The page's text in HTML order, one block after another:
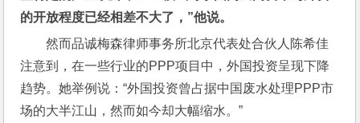
的开放程度已经相差不大了，”他说。
然而品诚梅森律师事务所北京代表处合伙人陈希佳
注意到，在一些行业的PPP项目中，外国投资呈现下降
趋势。她举例说：“外国投资曾占据中国废水处理PPP市
场的大半江山，然而如今却大幅缩水。”